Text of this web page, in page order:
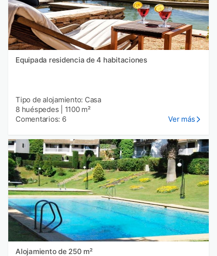
Equipada residencia de 4 habitaciones
Tipo de alojamiento: Casa
8 huéspedes
1100 m²
Comentarios: 6
Ver más
Alojamiento de 250 m²